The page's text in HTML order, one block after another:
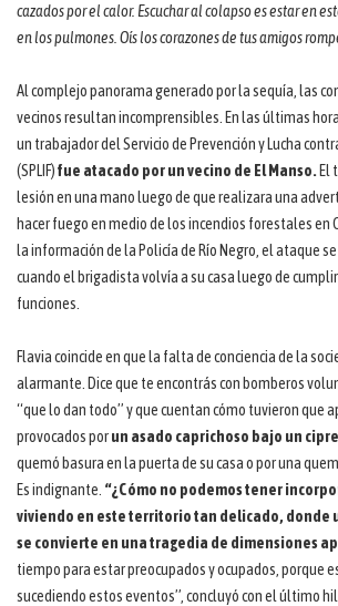
cazados por el calor. Escuchar al colapso es estar en
en los pulmones. Oís los corazones de tus amigos
Al complejo panorama generado por la sequía, las
vecinos resultan incomprensibles. En las últimas
un trabajador del Servicio de Prevención y Lucha
(SPLIF)fue atacado por un vecino de El Manso. El
lesión en una mano luego de que realizara una
hacer fuego en medio de los incendios forestales en
la información de la Policía de Río Negro, el ataque
cuando el brigadista volvía a su casa luego de
funciones.
Flavia coincide en que la falta de conciencia de la
alarmante. Dice que te encontrás con bomberos
“que lo dan todo” y que cuentan cómo tuvieron que
provocados porun asado caprichoso bajo un
quemó basura en la puerta de su casa o por una
Es indignante. “¿Cómo no podemos tener
viviendo en este territorio tan delicado, donde
se convierte en una tragedia de dimensiones
tiempo para estar preocupados y ocupados, porque
sucediendo estos eventos”, concluyó con el último